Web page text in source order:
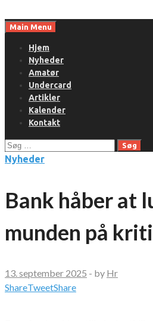
toMain Menu
Hjem
Nyheder
Amatør
Undercard
Artikler
Kalender
Kontakt
Søg
efter:
Nyheder
Bank håber at
munden på
13. september 2025 - by Hr
ShareTweetShare